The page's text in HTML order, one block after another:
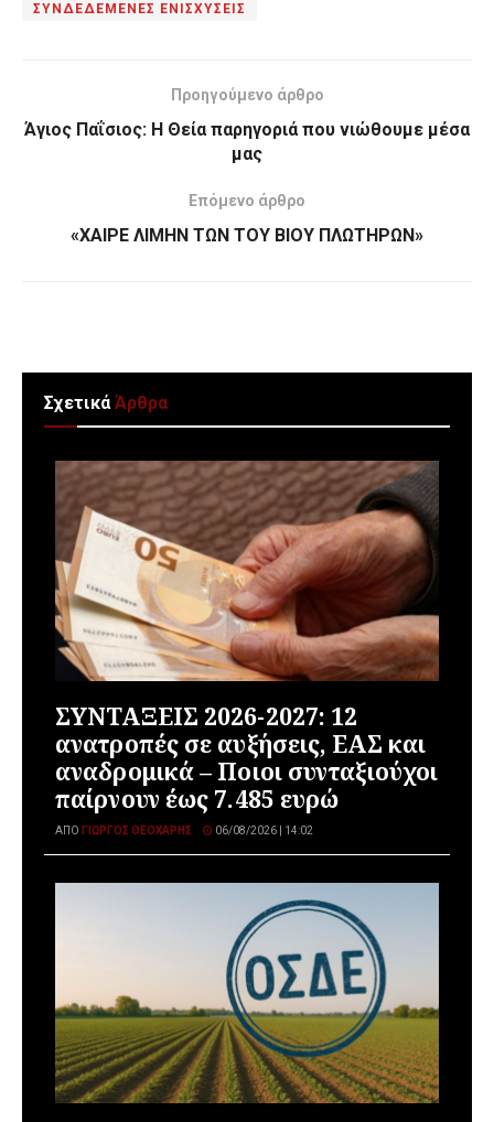
ΣΥΝΔΕΔΕΜΕΝΕΣ ΕΝΙΣΧΥΣΕΙΣ
Προηγούμενο άρθρο
Άγιος Παΐσιος: Η Θεία παρηγοριά που νιώθουμε μέσα
μας
Επόμενο άρθρο
«ΧΑΙΡΕ ΛΙΜΗΝ ΤΩΝ ΤΟΥ ΒΙΟΥ ΠΛΩΤΗΡΩΝ»
ΣχετικάΆρθρα
ΣΥΝΤΑΞΕΙΣ 2026-2027: 12
ανατροπές σε αυξήσεις, ΕΑΣ και
αναδρομικά – Ποιοι συνταξιούχοι
παίρνουν έως 7.485 ευρώ
ΑΠΌ ΓΙΏΡΓΟΣ ΘΕΟΧΆΡΗΣ 06/08/2026 | 14:02